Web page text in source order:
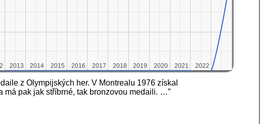
2013
2013 2014
2014 2015
2015 2016
2016 2017
2017 2018
2018 2019
2019 2020
2020 2021
2021 2022
2022
z Olympijských her. V Montrealu 1976 získal
má pak jak stříbrné, tak bronzovou medaili. …”